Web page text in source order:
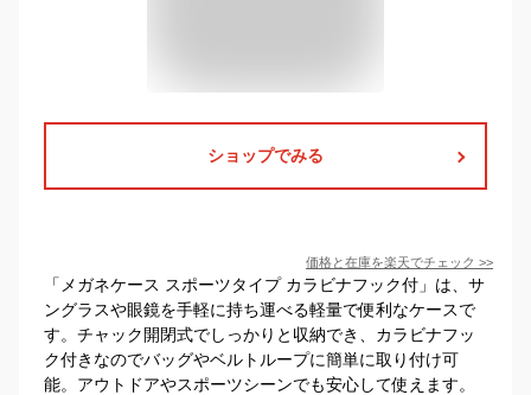
ショップでみる
価格と在庫を楽天でチェック >>
「メガネケース スポーツタイプ カラビナフック付」は、サ
ングラスや眼鏡を手軽に持ち運べる軽量で便利なケースで
す。チャック開閉式でしっかりと収納でき、カラビナフッ
ク付きなのでバッグやベルトループに簡単に取り付け可
能。アウトドアやスポーツシーンでも安心して使えます。